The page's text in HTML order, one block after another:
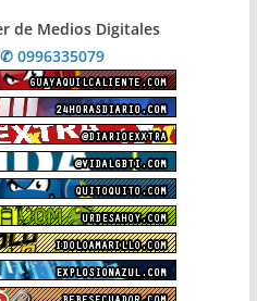
de Medios Digitales
✆ 0996335079